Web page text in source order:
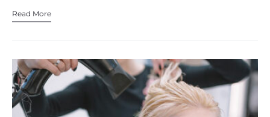
Read More